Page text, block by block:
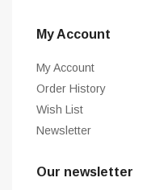
My Account
My Account
Order History
Wish List
Newsletter
Our newsletter